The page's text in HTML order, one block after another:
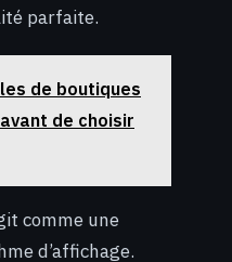
parfaite.
de boutiques
de choisir
comme une
d’affichage.